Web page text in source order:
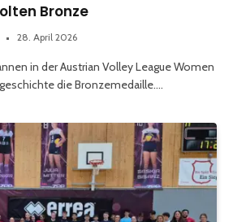
Bronze
28. April 2026
in der Austrian Volley League Women
die Bronzemedaille.…